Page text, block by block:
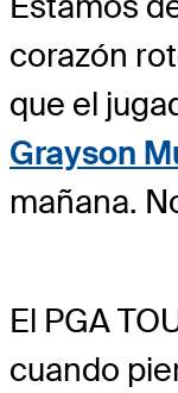
corazón
que el
Grayson
mañana.
El PGA
cuando